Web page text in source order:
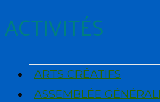
ACTIVITÉS
ARTS CRÉATIFS
ASSEMBLÉE